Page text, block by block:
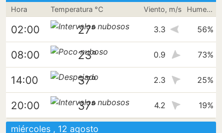
Hora Temperatura °C Viento, m/s Humedad
02:00 27° 3.3 56%
08:00 23° 0.9 73%
14:00 37° 2.3 25%
20:00 37° 4.2 19%
miércoles , 12 agosto